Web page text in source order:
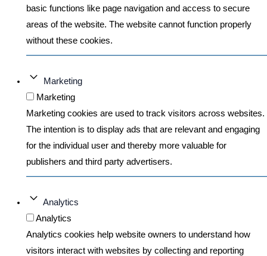
basic functions like page navigation and access to secure
areas of the website. The website cannot function properly
without these cookies.
Marketing
Marketing
Marketing cookies are used to track visitors across websites.
The intention is to display ads that are relevant and engaging
for the individual user and thereby more valuable for
publishers and third party advertisers.
Analytics
Analytics
Analytics cookies help website owners to understand how
visitors interact with websites by collecting and reporting